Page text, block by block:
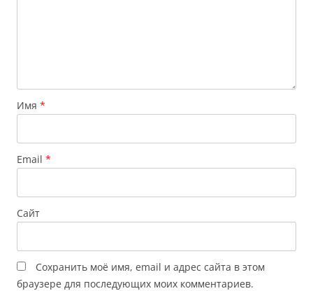
Имя *
Email *
Сайт
Сохранить моё имя, email и адрес сайта в этом
браузере для последующих моих комментариев.